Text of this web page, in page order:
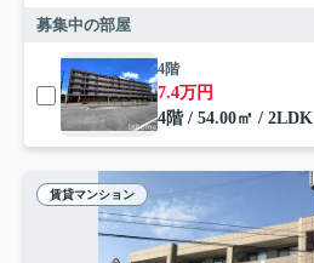
募集中の部屋
4階
7.4万円
4階 / 54.00㎡ / 2LDK
賃貸マンション